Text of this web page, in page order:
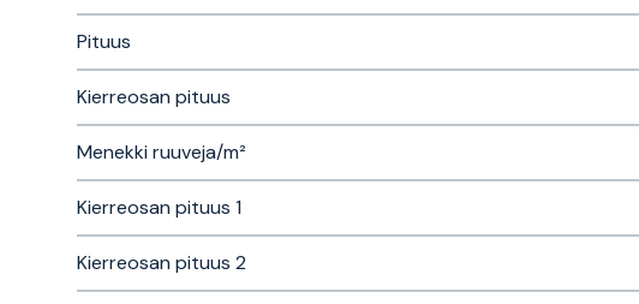
Pituus
Kierreosan pituus
Menekki ruuveja/m²
Kierreosan pituus 1
Kierreosan pituus 2